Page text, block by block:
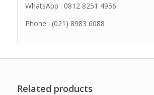
WhatsApp : 0812 8251 4956
Phone : (021) 8983 6088
Related products